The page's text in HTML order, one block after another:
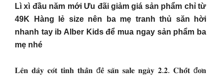
Lì xì đầu năm mới Ưu đãi giảm giá sản phẩm chỉ từ
49K Hàng lẻ size nên ba mẹ tranh thủ săn hời
nhanh tay ib Alber Kids để mua ngay sản phẩm ba
mẹ nhé
𝐋𝐞̂𝐧 𝐝𝐚̂𝐲 𝐜𝐨́𝐭 𝐭𝐢𝐧𝐡 𝐭𝐡𝐚̂̀𝐧 đ𝐞̂̉ 𝐬𝐚̆𝐧 𝐬𝐚𝐥𝐞 𝐧𝐠𝐚̀𝐲 𝟐.𝟐. 𝐂𝐡𝐨̂́𝐭 đ𝐨̛𝐧